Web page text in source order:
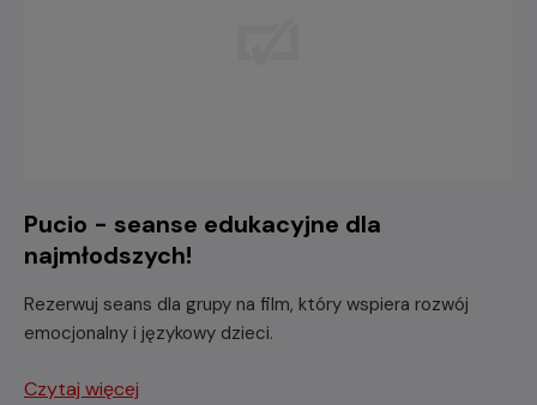
Pucio - seanse edukacyjne dla
najmłodszych!
Rezerwuj seans dla grupy na film, który wspiera rozwój
emocjonalny i językowy dzieci.
Czytaj więcej